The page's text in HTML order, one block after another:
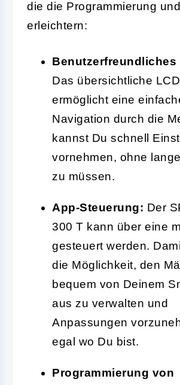
die die Programmierung
erleichtern:
Benutzerfreundliches
Das übersichtliche
ermöglicht eine
Navigation durch die
kannst Du schnell
vornehmen, ohne
zu müssen.
App-Steuerung: Der
300 T kann über eine
gesteuert werden.
die Möglichkeit, den
bequem von Deinem
aus zu verwalten und
Anpassungen
egal wo Du bist.
Programmierung von